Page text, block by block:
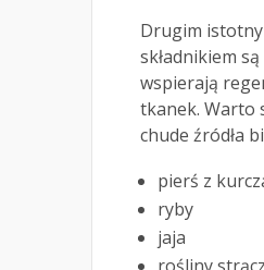
Drugim
składnikiem
wspierają
tkanek. Warto
chude źródła
pierś z
ryby
jaja